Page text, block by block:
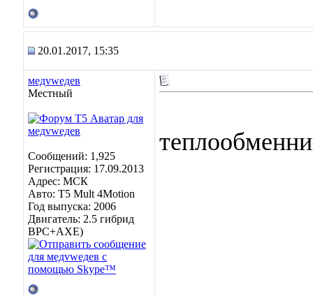
20.01.2017, 15:35
медvwедев
Местный
Сообщений: 1,925
Регистрация: 17.09.2013
Адрес: МСК
Авто: Т5 Mult 4Motion
Год выпуска: 2006
Двигатель: 2.5 гибрид
BPC+AXE)